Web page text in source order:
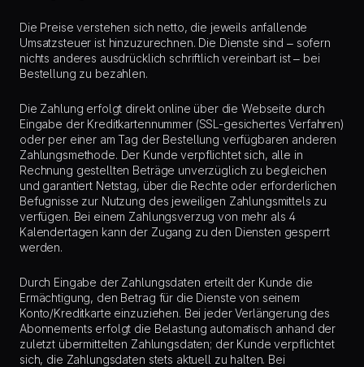
Die Preise verstehen sich netto, die jeweils anfallende
Umsatzsteuer ist hinzuzurechnen. Die Dienste sind – sofern
nichts anderes ausdrücklich schriftlich vereinbart ist – bei
Bestellung zu bezahlen.
Die Zahlung erfolgt direkt online über die Webseite durch
Eingabe der Kreditkartennummer (SSL-gesichertes Verfahren)
oder per einer am Tag der Bestellung verfügbaren anderen
Zahlungsmethode. Der Kunde verpflichtet sich, alle in
Rechnung gestellten Beträge unverzüglich zu begleichen
und garantiert Netstag, über die Rechte oder erforderlichen
Befugnisse zur Nutzung des jeweiligen Zahlungsmittels zu
verfügen. Bei einem Zahlungsverzug von mehr als 4
Kalendertagen kann der Zugang zu den Diensten gesperrt
werden.
Durch Eingabe der Zahlungsdaten erteilt der Kunde die
Ermächtigung, den Betrag für die Dienste von seinem
Konto/Kreditkarte einzuziehen. Bei jeder Verlängerung des
Abonnements erfolgt die Belastung automatisch anhand der
zuletzt übermittelten Zahlungsdaten; der Kunde verpflichtet
sich, die Zahlungsdaten stets aktuell zu halten. Bei